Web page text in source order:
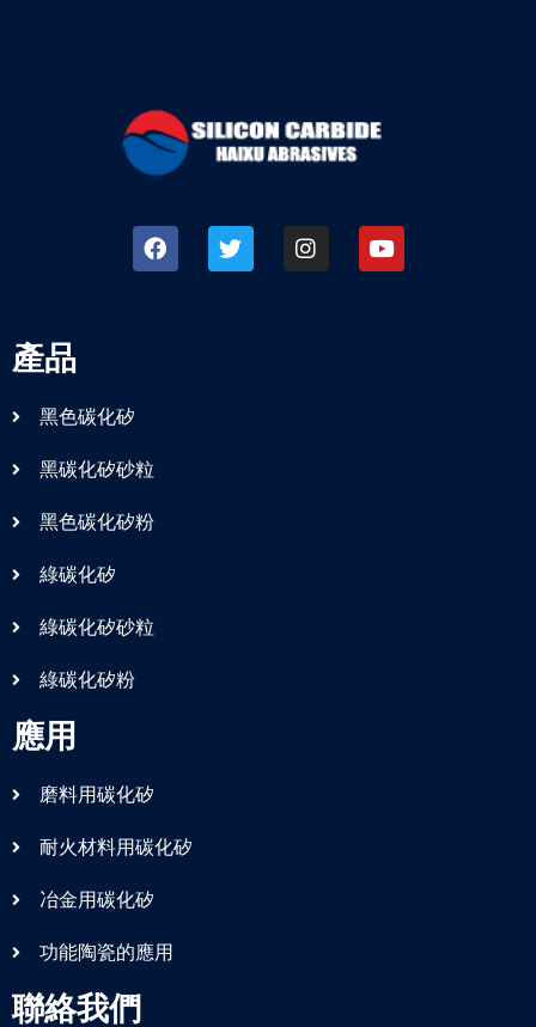
產品
黑色碳化矽
黑碳化矽砂粒
黑色碳化矽粉
綠碳化矽
綠碳化矽砂粒
綠碳化矽粉
應用
磨料用碳化矽
耐火材料用碳化矽
冶金用碳化矽
功能陶瓷的應用
聯絡我們